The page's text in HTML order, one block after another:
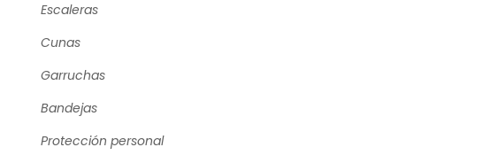
Escaleras
Cunas
Garruchas
Bandejas
Protección personal